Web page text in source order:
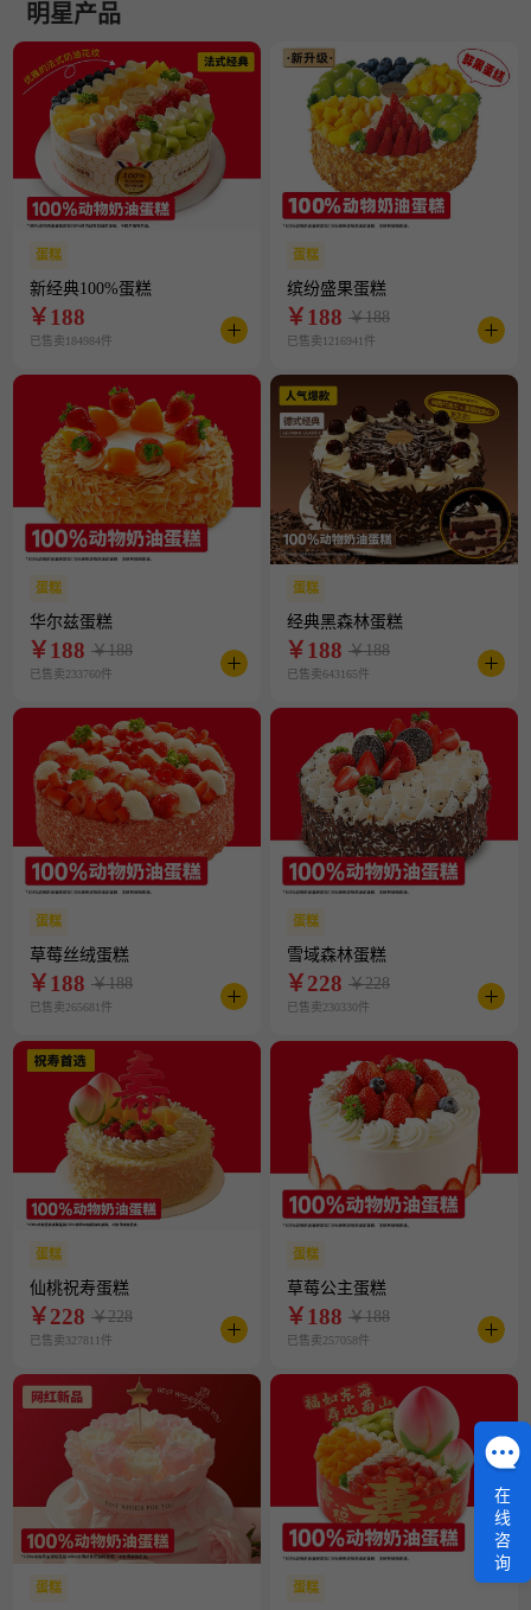
明星产品
蛋糕
新经典100%蛋糕
￥188
已售卖184984件
蛋糕
缤纷盛果蛋糕
￥188 ￥188
已售卖1216941件
蛋糕
华尔兹蛋糕
￥188 ￥188
已售卖233760件
蛋糕
经典黑森林蛋糕
￥188 ￥188
已售卖643165件
蛋糕
草莓丝绒蛋糕
￥188 ￥188
已售卖265681件
蛋糕
雪域森林蛋糕
￥228 ￥228
已售卖230330件
蛋糕
仙桃祝寿蛋糕
￥228 ￥228
已售卖327811件
蛋糕
草莓公主蛋糕
￥188 ￥188
已售卖257058件
蛋糕 蛋糕
在
线
咨
询